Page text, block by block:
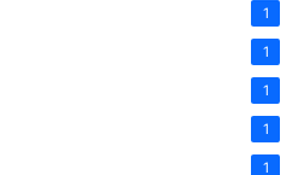
1
1
1
1
1